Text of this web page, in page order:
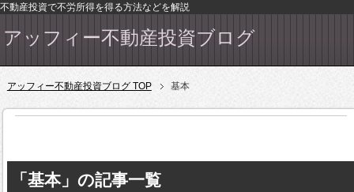
不動産投資で不労所得を得る方法などを解説
アッフィー不動産投資ブログ
アッフィー不動産投資ブログ TOP 基本
「基本」の記事一覧